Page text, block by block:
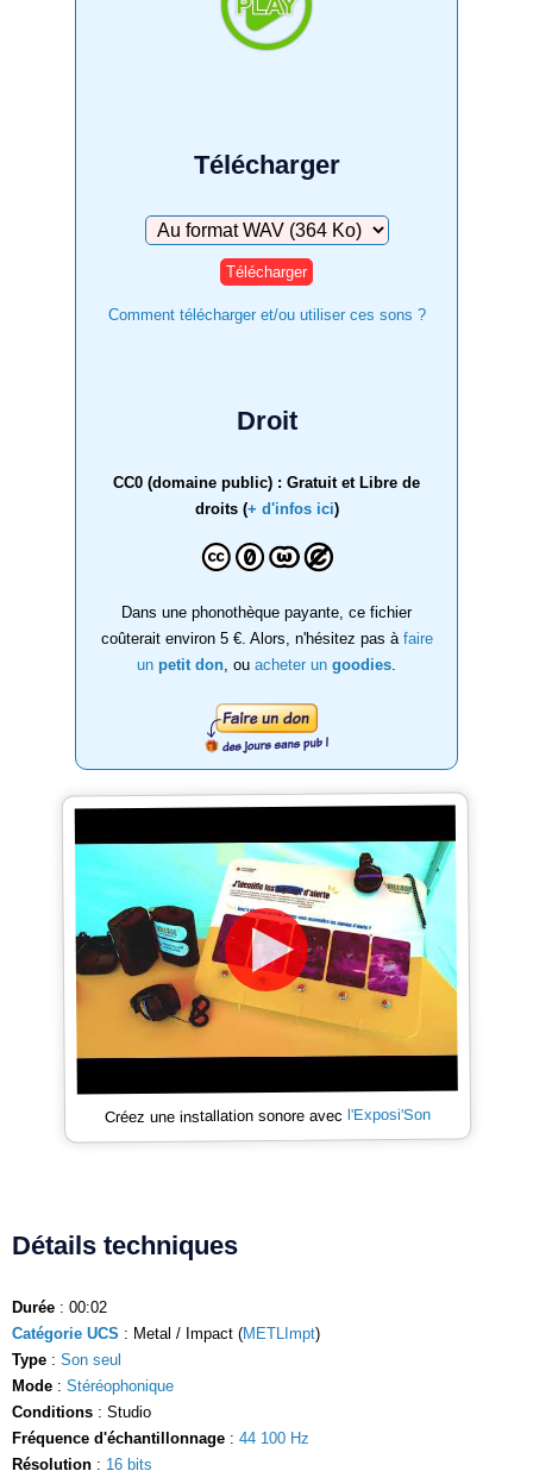
Télécharger
Télécharger
Comment télécharger et/ou utiliser ces sons ?
Droit
CC0 (domaine public) : Gratuit et Libre de
droits (+ d'infos ici)
Dans une phonothèque payante, ce fichier
coûterait environ 5 €. Alors, n'hésitez pas à faire
un petit don , ou acheter un goodies
Créez une installation sonore avecl'Exposi'Son
Détails techniques
Durée : 00:02
Catégorie UCS : Metal / Impact (METLImpt)
Type : Son seul
Mode : Stéréophonique
Conditions : Studio
Fréquence d'échantillonnage : 44 100 Hz
Résolution : 16 bits